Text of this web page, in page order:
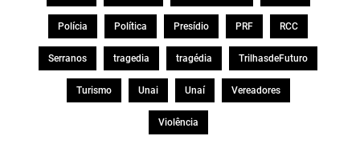
Polícia Política Presídio PRF RCC
Serranos tragedia tragédia TrilhasdeFuturo
Turismo Unai Unaí Vereadores
Violência